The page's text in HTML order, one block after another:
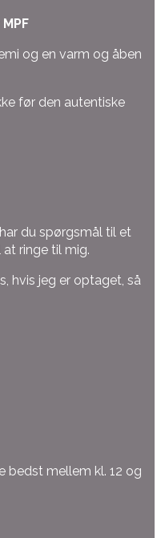
og en varm og åben
før den autentiske
du spørgsmål til et
ringe til mig.
hvis jeg er optaget, så
bedst mellem kl. 12 og